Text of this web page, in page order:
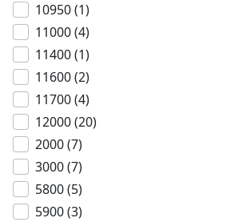
10950 (1)
11000 (4)
11400 (1)
11600 (2)
11700 (4)
12000 (20)
2000 (7)
3000 (7)
5800 (5)
5900 (3)